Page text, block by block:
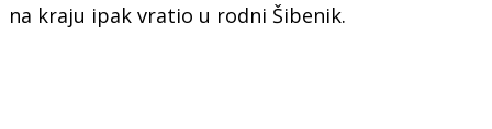
na kraju ipak vratio u rodni Šibenik.